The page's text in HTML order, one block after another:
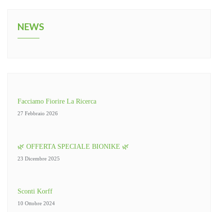
NEWS
Facciamo Fiorire La Ricerca
27 Febbraio 2026
🌿 OFFERTA SPECIALE BIONIKE 🌿
23 Dicembre 2025
Sconti Korff
10 Ottobre 2024